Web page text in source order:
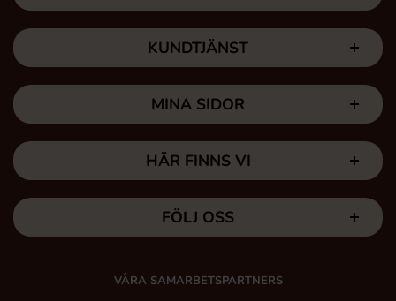
KUNDTJÄNST
MINA SIDOR
HÄR FINNS VI
FÖLJ OSS
VÅRA SAMARBETSPARTNERS